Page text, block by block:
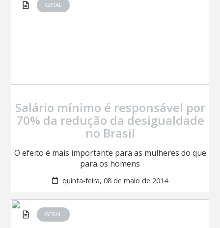
GERAL
Salário mínimo é responsável por
70% da redução da desigualdade
no Brasil
O efeito é mais importante para as mulheres do que
para os homens
quinta-feira, 08 de maio de 2014
GERAL